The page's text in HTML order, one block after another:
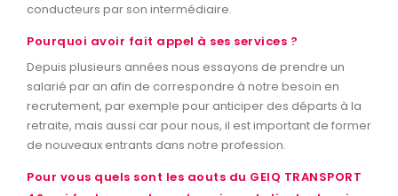
conducteurs par son intermédiaire.
Pourquoi avoir fait appel à ses services ?
Depuis plusieurs années nous essayons de prendre un
salarié par an afin de correspondre à notre besoin en
recrutement, par exemple pour anticiper des départs à la
retraite, mais aussi car pour nous, il est important de former
de nouveaux entrants dans notre profession.
Pour vous quels sont les aouts du GEIQ TRANSPORT